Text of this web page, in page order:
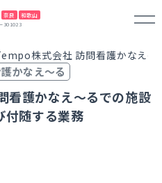
奈良 和歌山
301023
株式会社 訪問看護かなえ～
かなえ～る
看護かなえ～るでの施設
付随する業務